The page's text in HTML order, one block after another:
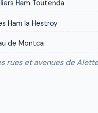
Ham Toutenda
Ham la Hestroy
de Montca
rues et avenues de